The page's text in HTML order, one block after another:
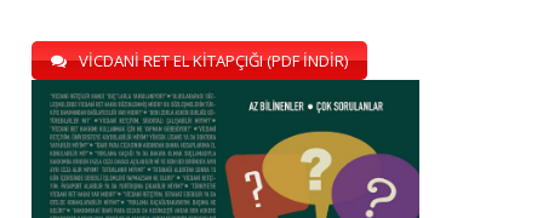
VİCDANİ RET EL KİTAPÇIĞI (PDF İNDİR)